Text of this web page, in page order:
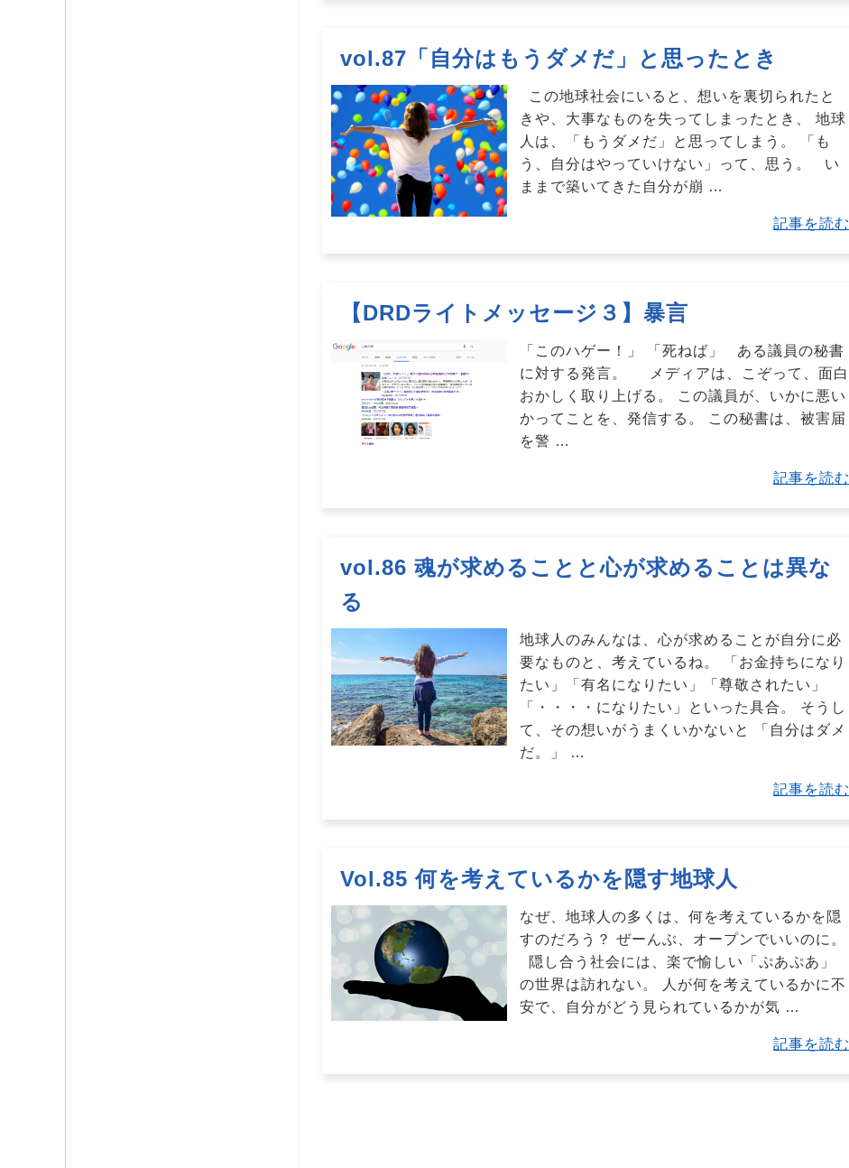
vol.87「自分はもうダメだ」と思ったとき
この地球社会にいると、想いを裏切られたと
きや、大事なものを失ってしまったとき、 地球
人は、「もうダメだ」と思ってしまう。 「も
う、自分はやっていけない」って、思う。 い
ままで築いてきた自分が崩 …
記事を読む
【DRDライトメッセージ３】暴言
「このハゲー！」 「死ねば」 ある議員の秘書
に対する発言。 メディアは、こぞって、面白
おかしく取り上げる。 この議員が、いかに悪い
かってことを、発信する。 この秘書は、被害届
を警 …
記事を読む
vol.86 魂が求めることと心が求めることは異な
る
地球人のみんなは、心が求めることが自分に必
要なものと、考えているね。 「お金持ちになり
たい」「有名になりたい」「尊敬されたい」
「・・・・になりたい」といった具合。 そうし
て、その想いがうまくいかないと 「自分はダメ
だ。」 …
記事を読む
Vol.85 何を考えているかを隠す地球人
なぜ、地球人の多くは、何を考えているかを隠
すのだろう？ ぜーんぶ、オープンでいいのに。
隠し合う社会には、楽で愉しい「ぷあぷあ」
の世界は訪れない。 人が何を考えているかに不
安で、自分がどう見られているかが気 …
記事を読む